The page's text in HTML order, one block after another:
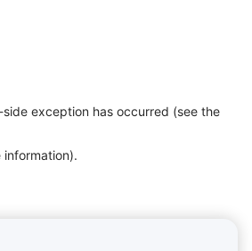
exception has occurred (see the
information).